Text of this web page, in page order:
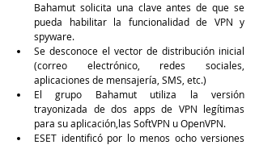
Bahamut solicita una clave antes de que se
pueda habilitar la funcionalidad de VPN y
spyware.
Se desconoce el vector de distribución inicial
(correo electrónico, redes sociales,
aplicaciones de mensajería, SMS, etc.)
El grupo Bahamut utiliza la versión
trayonizada de dos apps de VPN legítimas
para su aplicación,las SoftVPN u OpenVPN.
ESET identificó por lo menos ocho versiones